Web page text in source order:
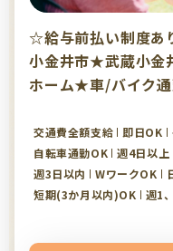
☆給与前払い制度
小金井市★武蔵小金
ホーム★車/バイク
交通費全額支給 即日OK
自転車通勤OK
週4日以上
週3日以内
WワークOK
短期(3か月以内)OK
週1